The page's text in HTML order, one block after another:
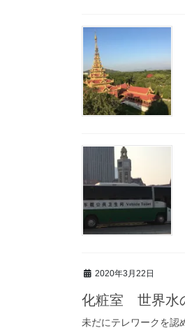
2020年3月22日
化粧室 世界水
未だにテレワークを認